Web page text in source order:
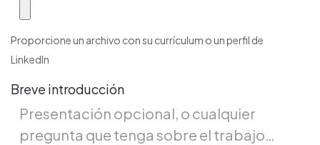
Proporcione un archivo con su currículum o un perfil de
LinkedIn
Breve introducción